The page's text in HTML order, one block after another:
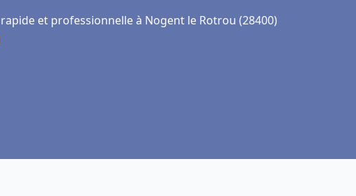
et professionnelle à Nogent le Rotrou (28400)